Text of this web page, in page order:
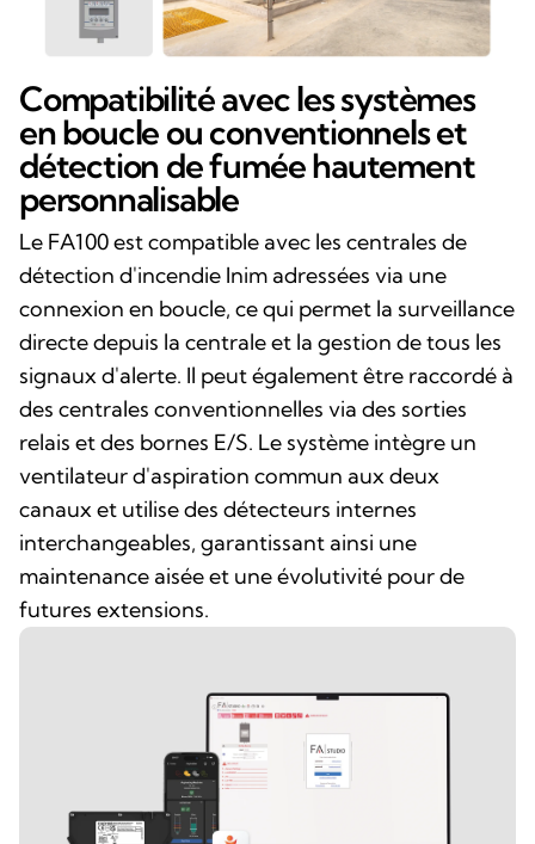
Compatibilité avec les systèmes
en boucle ou conventionnels et
détection de fumée hautement
personnalisable
Le FA100 est compatible avec les centrales de
détection d'incendie Inim adressées via une
connexion en boucle, ce qui permet la surveillance
directe depuis la centrale et la gestion de tous les
signaux d'alerte. Il peut également être raccordé à
des centrales conventionnelles via des sorties
relais et des bornes E/S. Le système intègre un
ventilateur d'aspiration commun aux deux
canaux et utilise des détecteurs internes
interchangeables, garantissant ainsi une
maintenance aisée et une évolutivité pour de
futures extensions.